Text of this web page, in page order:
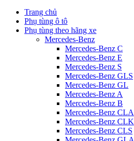
Trang chủ
Phụ tùng ô tô
Phụ tùng theo hãng xe
Mercedes-Benz
Mercedes-Benz C
Mercedes-Benz E
Mercedes-Benz S
Mercedes-Benz GLS
Mercedes-Benz GL
Mercedes-Benz A
Mercedes-Benz B
Mercedes-Benz CLA
Mercedes-Benz CLK
Mercedes-Benz CLS